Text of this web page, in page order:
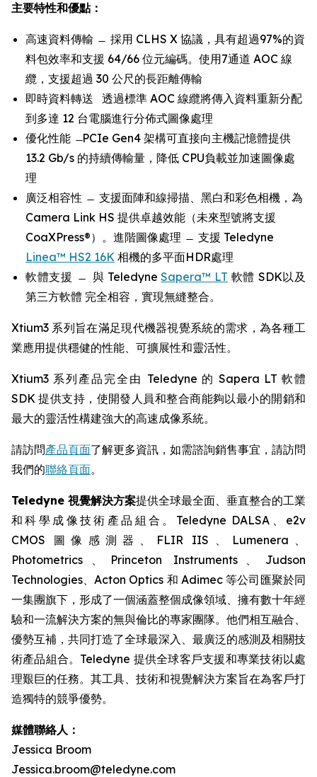
主要特性和優點：
高速資料傳輸 ̶ 採用 CLHS X 協議，具有超過97%的資
料包效率和支援 64/66 位元編碼。使用7通道 AOC 線
纜，支援超過 30 公尺的長距離傳輸
即時資料轉送 透過標準 AOC 線纜將傳入資料重新分配
到多達 12 台電腦進行分佈式圖像處理
優化性能 ̶ PCIe Gen4 架構可直接向主機記憶體提供
13.2 Gb/s 的持續傳輸量，降低 CPU負載並加速圖像處
理
廣泛相容性 ̶ 支援面陣和線掃描、黑白和彩色相機，為
Camera Link HS 提供卓越效能（未來型號將支援
CoaXPress®）。進階圖像處理 ̶ 支援 Teledyne
Linea™ HS2 16K 相機的多平面HDR處理
軟體支援 ̶ 與 TeledyneSapera™ LT 軟體 SDK以及
第三方軟體 完全相容，實現無縫整合。
Xtium3 系列旨在滿足現代機器視覺系統的需求，為各種工
業應用提供穩健的性能、可擴展性和靈活性。
Xtium3 系列產品完全由 Teledyne 的 Sapera LT 軟體
SDK 提供支持，使開發人員和整合商能夠以最小的開銷和
最大的靈活性構建強大的高速成像系統。
請訪問產品頁面了解更多資訊，如需諮詢銷售事宜，請訪問
我們的聯絡頁面。
Teledyne 視覺解決方案提供全球最全面、垂直整合的工業
和科學成像技術產品組合。Teledyne DALSA、e2v
CMOS 圖像感測器、FLIR IIS、Lumenera、
Photometrics、Princeton Instruments、Judson
Technologies、Acton Optics 和 Adimec 等公司匯聚於同
一集團旗下，形成了一個涵蓋整個成像領域、擁有數十年經
驗和一流解決方案的無與倫比的專家團隊。他們相互融合、
優勢互補，共同打造了全球最深入、最廣泛的感測及相關技
術產品組合。Teledyne 提供全球客戶支援和專業技術以處
理艱巨的任務。其工具、技術和視覺解決方案旨在為客戶打
造獨特的競爭優勢。
媒體聯絡人：
Jessica Broom
Jessica.broom@teledyne.com